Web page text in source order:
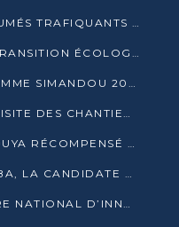
CUVETTE-OUEST : SEPT PRÉSUMÉS TRAFIQUANTS DE FAUNE INTERPELLÉS À EWO ET KELLÉ
LA SNPC PLAIDE POUR UNE TRANSITION ÉCOLOGIQUE PROGRESSIVE
CONGO-GUINÉE : LE PROGRAMME SIMANDOU 2040 AU CŒUR DES ÉCHANGES À LA BAD
LE CONGO ET LA BADEA EN VISITE DES CHANTIERS
BAD 2026 : MAMADI DOUMBOUYA RÉCOMPENSÉ PAR LE TROPHÉE BABACAR NDIAYE À BRAZZAVILLE
ÉLECTION À L’OIF : COUMBA BA, LA CANDIDATE DISCRÈTE QUI BOUSCULE LE JEU DIPLOMATIQUE
LE CONGO LANCE SON CENTRE NATIONAL D’INNOVATION